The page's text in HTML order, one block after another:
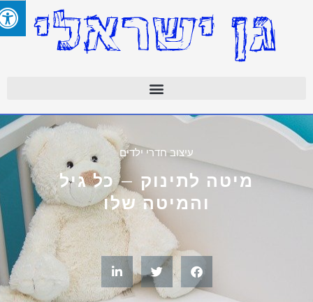
עיצוב חדרי ילדים
מיטה לתינוק – כל גיל
והמיטה שלו